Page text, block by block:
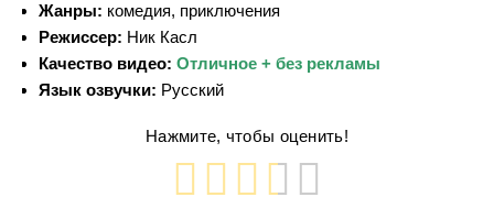
Жанры: комедия, приключения
Режиссер: Ник Касл
Качество видео: Отличное + без рекламы
Язык озвучки: Русский
Нажмите, чтобы оценить!